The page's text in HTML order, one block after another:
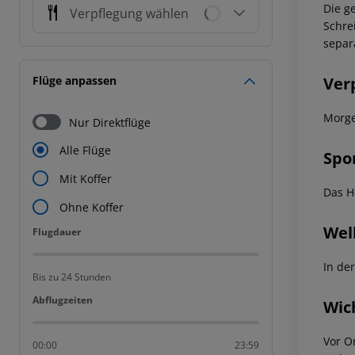
Verpflegung wählen
Flüge anpassen
Nur Direktflüge
Alle Flüge
Mit Koffer
Ohne Koffer
Flugdauer
Flugdauer
Bis zu 24 Stunden
Abflugzeiten
Abflugzeiten
00:00 23:59
Die
Das
In
Vor